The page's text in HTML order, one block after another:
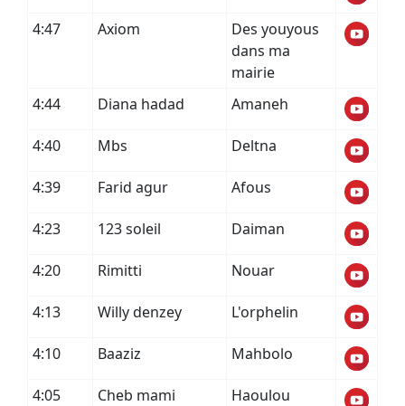
4:47 Axiom
Des youyous
dans ma
mairie
4:44
Diana hadad Amaneh
4:40 Mbs Deltna
4:39 Farid agur Afous
4:23 123 soleil Daiman
4:20 Rimitti Nouar
4:13 Willy denzey L'orphelin
4:10 Baaziz Mahbolo
4:05 Cheb mami Haoulou